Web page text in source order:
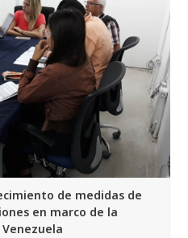
de medidas de
en marco de la
Venezuela